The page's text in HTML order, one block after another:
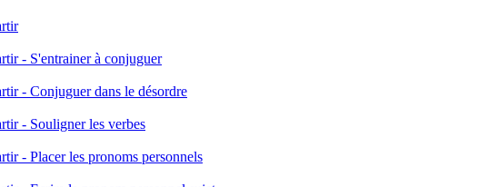
- S'entrainer à conjuguer
- Conjuguer dans le désordre
- Souligner les verbes
- Placer les pronoms personnels